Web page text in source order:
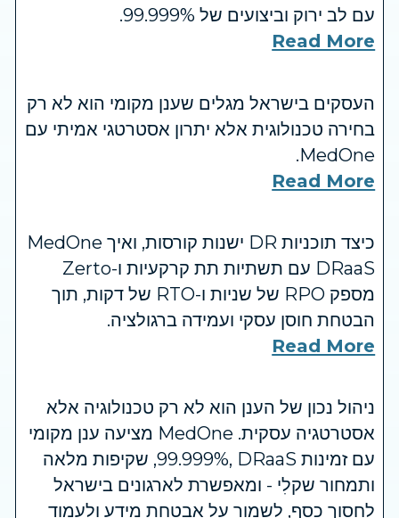
עם לב ירוק וביצועים של 99.999%.
Read More
העסקים בישראל מגלים שענן מקומי הוא לא רק
בחירה טכנולוגית אלא יתרון אסטרטגי אמיתי עם
MedOne.
Read More
כיצד תוכניות DR ישנות קורסות, ואיך MedOne
DRaaS עם תשתיות תת קרקעיות ו-Zerto
מספק RPO של שניות ו-RTO של דקות, תוך
הבטחת חוסן עסקי ועמידה ברגולציה.
Read More
ניהול נכון של הענן הוא לא רק טכנולוגיה אלא
אסטרטגיה עסקית. MedOne מציעה ענן מקומי
עם זמינות ‎99.999%‎, DRaaS, שקיפות מלאה
ותמחור שקלִי - ומאפשרת לארגונים בישראל
לחסוך כסף, לשמור על אבטחת מידע ולעמוד